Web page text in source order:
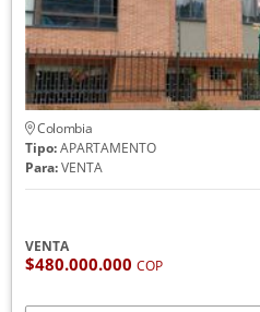
Colombia
Tipo:APARTAMENTO
Para:VENTA
VENTA
$480.000.000 COP